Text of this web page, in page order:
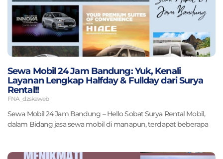
Sewa Mobil 24 Jam Bandung: Yuk, Kenali
Layanan Lengkap Halfday & Fullday dari Surya
Rental!!
FNA_dzskaweb
Sewa Mobil 24 Jam Bandung – Hello Sobat Surya Rental Mobil,
dalam Bidang jasa sewa mobil di manapun, terdapat beberapa